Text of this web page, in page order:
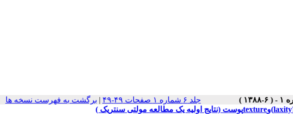
جلد ۶ شماره ۱ صفحات ۴۹-۴۹ | برگشت به فهرست نسخه ها